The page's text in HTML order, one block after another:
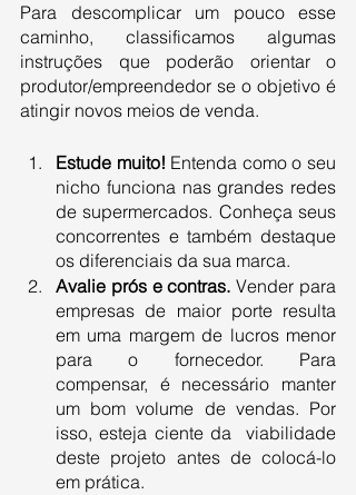
Para descomplicar um pouco esse
caminho, classificamos algumas
instruções que poderão orientar o
produtor/empreendedor se o objetivo é
atingir novos meios de venda.
Estude muito! Entenda como o seu
nicho funciona nas grandes redes
de supermercados. Conheça seus
concorrentes e também destaque
os diferenciais da sua marca.
Avalie prós e contras. Vender para
empresas de maior porte resulta
em uma margem de lucros menor
para o fornecedor. Para
compensar, é necessário manter
um bom volume de vendas. Por
isso, esteja ciente da  viabilidade
deste projeto antes de colocá-lo
em prática.